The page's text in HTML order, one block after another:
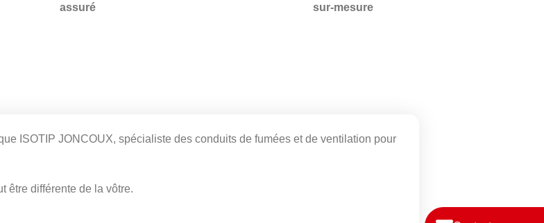
assuré
sur-mesure
ISOTIP JONCOUX, spécialiste des conduits de fumées et de ventilation pour
être différente de la vôtre.